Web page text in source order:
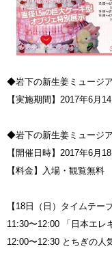
◆岩下の新生姜ミュージ
【実施期間】2017年6月
◆岩下の新生姜ミュージ
【開催日時】2017年6月
【料金】入場・観覧無料
【18日（日）タイムテー
11:30〜12:00 「日本エレ
12:00〜12:30 とちぎの人